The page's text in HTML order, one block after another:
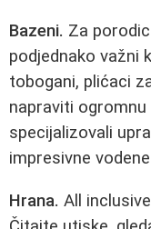
Bazeni. Za
podjednako važni
tobogani, plićaci
napraviti
specijalizovali
impresivne
Hrana. All